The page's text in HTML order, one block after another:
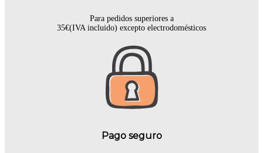
Para pedidos superiores a
35€(IVA incluido) excepto electrodomésticos
Pago seguro